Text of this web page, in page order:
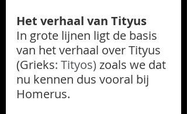
Het verhaal van Tityus
In grote lijnen ligt de basis
van het verhaal over Tityus
(Grieks: Tityos) zoals we dat
nu kennen dus vooral bij
Homerus.